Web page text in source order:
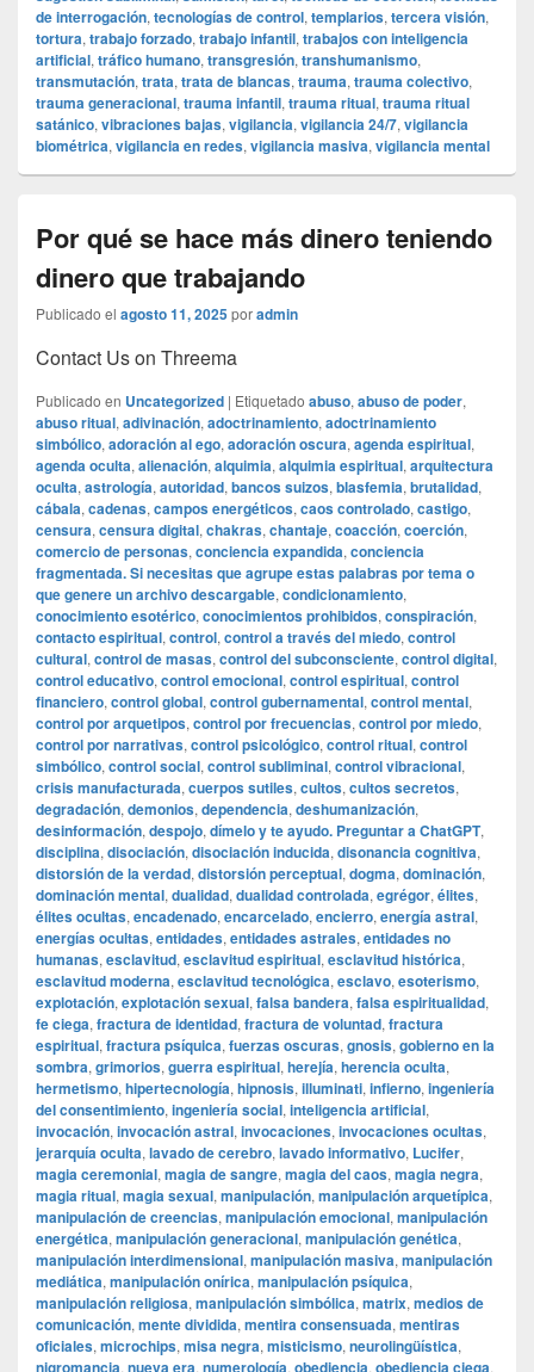
de interrogación, tecnologías de control, templarios, tercera visión,
tortura, trabajo forzado, trabajo infantil, trabajos con inteligencia
artificial, tráfico humano, transgresión, transhumanismo,
transmutación, trata, trata de blancas, trauma, trauma colectivo,
trauma generacional, trauma infantil, trauma ritual, trauma ritual
satánico, vibraciones bajas, vigilancia, vigilancia 24/7, vigilancia
biométrica, vigilancia en redes, vigilancia masiva, vigilancia mental
Por qué se hace más dinero teniendo
dinero que trabajando
Publicado el agosto 11, 2025poradmin
Contact Us on Threema
Publicado en Uncategorized | Etiquetado abuso, abuso de poder,
abuso ritual, adivinación, adoctrinamiento, adoctrinamiento
simbólico, adoración al ego, adoración oscura, agenda espiritual,
agenda oculta, alienación, alquimia, alquimia espiritual, arquitectura
oculta, astrología, autoridad, bancos suizos, blasfemia, brutalidad,
cábala, cadenas, campos energéticos, caos controlado, castigo,
censura, censura digital, chakras, chantaje, coacción, coerción,
comercio de personas, conciencia expandida, conciencia
fragmentada. Si necesitas que agrupe estas palabras por tema o
que genere un archivo descargable, condicionamiento,
conocimiento esotérico, conocimientos prohibidos, conspiración,
contacto espiritual, control, control a través del miedo, control
cultural, control de masas, control del subconsciente, control digital,
control educativo, control emocional, control espiritual, control
financiero, control global, control gubernamental, control mental,
control por arquetipos, control por frecuencias, control por miedo,
control por narrativas, control psicológico, control ritual, control
simbólico, control social, control subliminal, control vibracional,
crisis manufacturada, cuerpos sutiles, cultos, cultos secretos,
degradación, demonios, dependencia, deshumanización,
desinformación, despojo, dímelo y te ayudo. Preguntar a ChatGPT,
disciplina, disociación, disociación inducida, disonancia cognitiva,
distorsión de la verdad, distorsión perceptual, dogma, dominación,
dominación mental, dualidad, dualidad controlada, egrégor, élites,
élites ocultas, encadenado, encarcelado, encierro, energía astral,
energías ocultas, entidades, entidades astrales, entidades no
humanas, esclavitud, esclavitud espiritual, esclavitud histórica,
esclavitud moderna, esclavitud tecnológica, esclavo, esoterismo,
explotación, explotación sexual, falsa bandera, falsa espiritualidad,
fe ciega, fractura de identidad, fractura de voluntad, fractura
espiritual, fractura psíquica, fuerzas oscuras, gnosis, gobierno en la
sombra, grimorios, guerra espiritual, herejía, herencia oculta,
hermetismo, hipertecnología, hipnosis, illuminati, infierno, ingeniería
del consentimiento, ingeniería social, inteligencia artificial,
invocación, invocación astral, invocaciones, invocaciones ocultas,
jerarquía oculta, lavado de cerebro, lavado informativo, Lucifer,
magia ceremonial, magia de sangre, magia del caos, magia negra,
magia ritual, magia sexual, manipulación, manipulación arquetípica,
manipulación de creencias, manipulación emocional, manipulación
energética, manipulación generacional, manipulación genética,
manipulación interdimensional, manipulación masiva, manipulación
mediática, manipulación onírica, manipulación psíquica,
manipulación religiosa, manipulación simbólica, matrix, medios de
comunicación, mente dividida, mentira consensuada, mentiras
oficiales, microchips, misa negra, misticismo, neurolingüística,
nigromancia, nueva era, numerología, obediencia, obediencia ciega,